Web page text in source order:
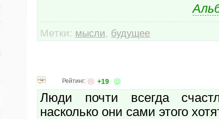
Метки: мысли, будущее
Рейтинг: +19
Люди почти всегда
насколько они сами этого